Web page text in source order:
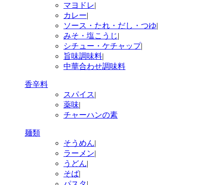
マヨドレ|
カレー|
ソース・たれ・だし・つゆ|
みそ・塩こうじ|
シチュー・ケチャップ|
旨味調味料|
中華合わせ調味料
香辛料
スパイス|
薬味|
チャーハンの素
麺類
そうめん|
ラーメン|
うどん|
そば|